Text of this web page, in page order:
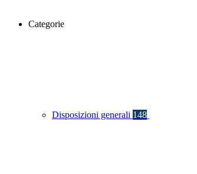
Categorie
Disposizioni generali 148